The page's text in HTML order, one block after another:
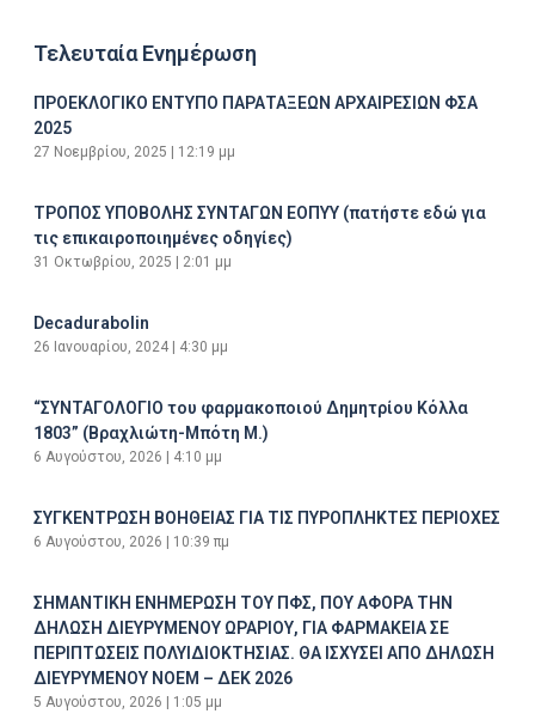
Τελευταία Ενημέρωση
ΠΡΟΕΚΛΟΓΙΚΟ ΕΝΤΥΠΟ ΠΑΡΑΤΑΞΕΩΝ ΑΡΧΑΙΡΕΣΙΩΝ ΦΣΑ
2025
27 Νοεμβρίου, 2025 12:19 μμ
ΤΡΟΠΟΣ ΥΠΟΒΟΛΗΣ ΣΥΝΤΑΓΩΝ ΕΟΠΥΥ (πατήστε εδώ για
τις επικαιροποιημένες οδηγίες)
31 Οκτωβρίου, 2025 2:01 μμ
Decadurabolin
26 Ιανουαρίου, 2024 4:30 μμ
“ΣΥΝΤΑΓΟΛΟΓΙΟ του φαρμακοποιού Δημητρίου Κόλλα
1803” (Βραχλιώτη-Μπότη Μ.)
6 Αυγούστου, 2026 4:10 μμ
ΣΥΓΚΕΝΤΡΩΣΗ ΒΟΗΘΕΙΑΣ ΓΙΑ ΤΙΣ ΠΥΡΟΠΛΗΚΤΕΣ ΠΕΡΙΟΧΕΣ
6 Αυγούστου, 2026 10:39 πμ
ΣΗΜΑΝΤΙΚΗ ΕΝΗΜΕΡΩΣΗ ΤΟΥ ΠΦΣ, ΠΟΥ ΑΦΟΡΑ ΤΗΝ
ΔΗΛΩΣΗ ΔΙΕΥΡΥΜΕΝΟΥ ΩΡΑΡΙΟΥ, ΓΙΑ ΦΑΡΜΑΚΕΙΑ ΣΕ
ΠΕΡΙΠΤΩΣΕΙΣ ΠΟΛΥΙΔΙΟΚΤΗΣΙΑΣ. ΘΑ ΙΣΧΥΣΕΙ ΑΠΟ ΔΗΛΩΣΗ
ΔΙΕΥΡΥΜΕΝΟΥ ΝΟΕΜ – ΔΕΚ 2026
5 Αυγούστου, 2026 1:05 μμ